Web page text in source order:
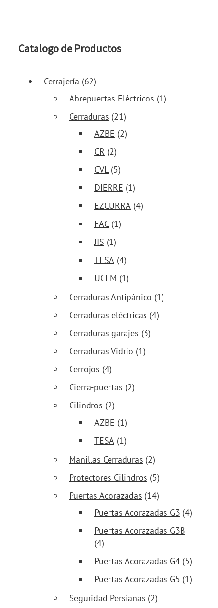
Catalogo de Productos
Cerrajería (62)
Abrepuertas Eléctricos (1)
Cerraduras (21)
AZBE (2)
CR (2)
CVL (5)
DIERRE (1)
EZCURRA (4)
FAC (1)
JIS (1)
TESA (4)
UCEM (1)
Cerraduras Antipánico (1)
Cerraduras eléctricas (4)
Cerraduras garajes (3)
Cerraduras Vidrio (1)
Cerrojos (4)
Cierra-puertas (2)
Cilindros (2)
AZBE (1)
TESA (1)
Manillas Cerraduras (2)
Protectores Cilindros (5)
Puertas Acorazadas (14)
Puertas Acorazadas G3 (4)
Puertas Acorazadas G3B
(4)
Puertas Acorazadas G4 (5)
Puertas Acorazadas G5 (1)
Seguridad Persianas (2)